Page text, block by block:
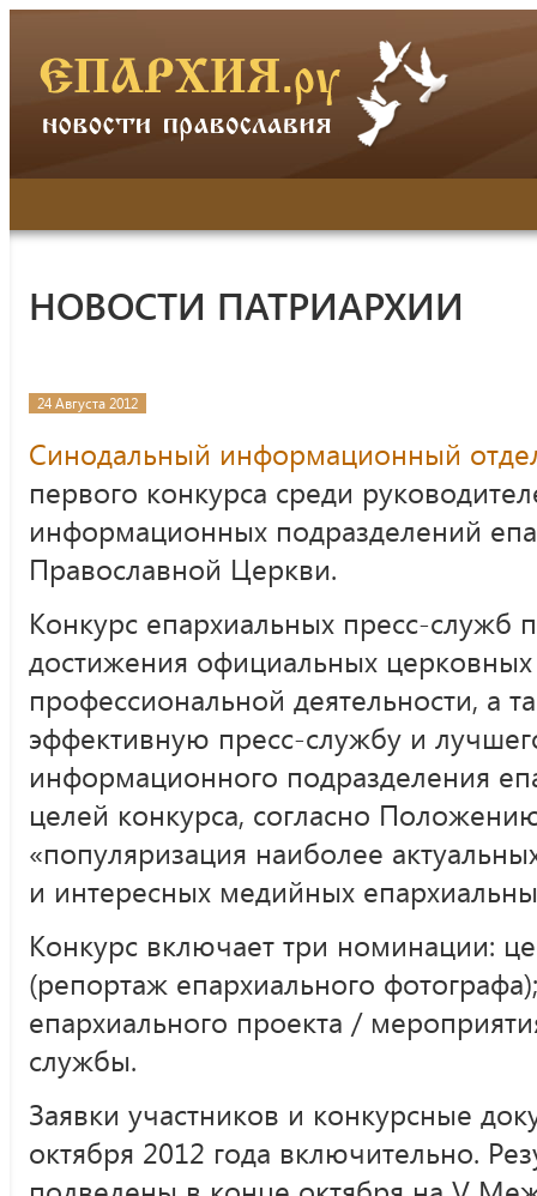
НОВОСТИ ПАТРИАРХИИ
24 Августа 2012
Синодальный информационный
первого конкурса среди
информационных подразделений
Православной Церкви.
Конкурс епархиальных пресс-служб
достижения официальных
профессиональной деятельности, а
эффективную пресс-службу и
информационного подразделения
целей конкурса, согласно
«популяризация наиболее
и интересных медийных
Конкурс включает три номинации:
(репортаж епархиального
епархиального проекта /
службы.
Заявки участников и конкурсные
октября 2012 года включительно.